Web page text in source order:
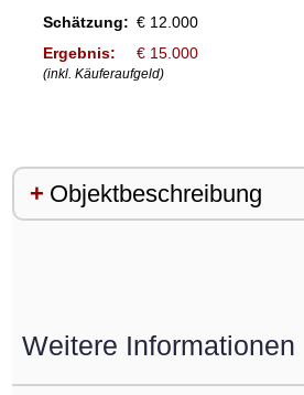
Schätzung: € 12.000
Ergebnis:
€ 15.000
(inkl. Käuferaufgeld)
Objektbeschreibung
Weitere Informationen